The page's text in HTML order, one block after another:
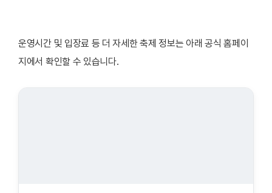
운영시간 및 입장료 등 더 자세한 축제 정보는 아래 공식 홈페이
지에서 확인할 수 있습니다.